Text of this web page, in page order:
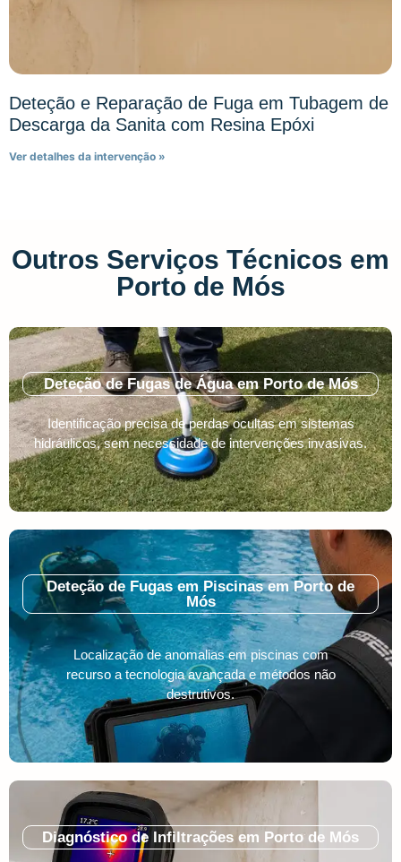
Deteção e Reparação de Fuga em Tubagem de
Descarga da Sanita com Resina Epóxi
Ver detalhes da intervenção »
Outros Serviços Técnicos em
Porto de Mós
Deteção de Fugas de Água em Porto de Mós
Identificação precisa de perdas ocultas em sistemas
hidráulicos, sem necessidade de intervenções invasivas.
Deteção de Fugas em Piscinas em Porto de
Mós
Localização de anomalias em piscinas com
recurso a tecnologia avançada e métodos não
destrutivos.
Diagnóstico de Infiltrações em Porto de Mós